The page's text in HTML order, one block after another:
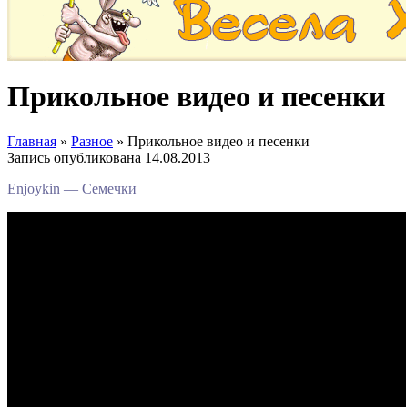
Прикольное видео и песенки
Главная » Разное » Прикольное видео и песенки
Запись опубликована 14.08.2013
Enjoykin — Семечки